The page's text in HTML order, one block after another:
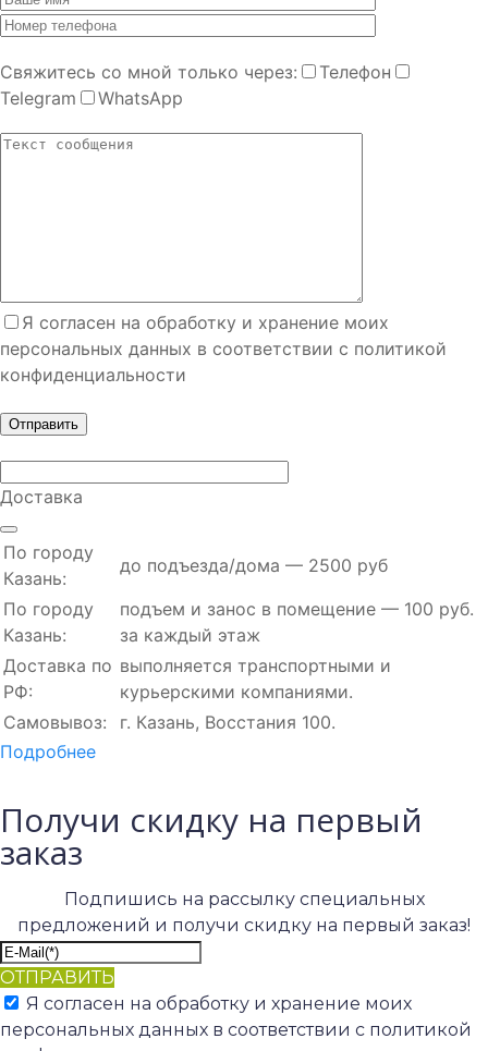
Cвяжитесь со мной только через:
Телефон
Telegram
WhatsApp
Я согласен на обработку и хранение моих
персональных данных в соответствии с политикой
конфиденциальности
Доставка
По городу
Казань:
до подъезда/дома — 2500 руб
По городу
Казань:
подъем и занос в помещение — 100 руб.
за каждый этаж
Доставка по
РФ:
выполняется транспортными и
курьерскими компаниями.
Самовывоз:
г. Казань, Восстания 100.
Подробнее
Получи скидку на первый
заказ
Подпишись на рассылку специальных
предложений и получи скидку на первый заказ!
ОТПРАВИТЬ
Я согласен на обработку и хранение моих
персональных данных в соответствии с политикой